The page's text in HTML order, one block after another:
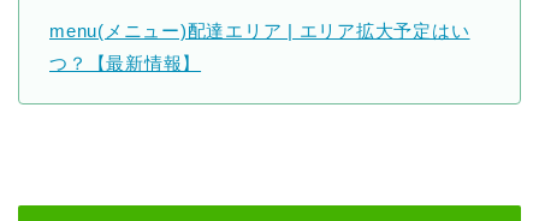
menu(メニュー)配達エリア | エリア拡大予定はい
つ？【最新情報】